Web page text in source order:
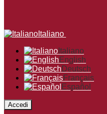
Italiano
Italiano
English
Deutsch
Français
Español
Accedi